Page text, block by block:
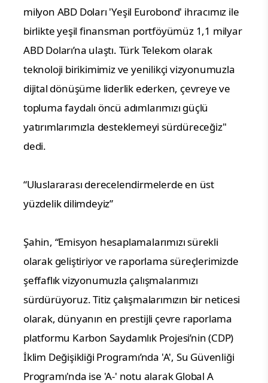
milyon ABD Doları 'Yeşil Eurobond' ihracımız ile
birlikte yeşil finansman portföyümüz 1,1 milyar
ABD Doları’na ulaştı. Türk Telekom olarak
teknoloji birikimimiz ve yenilikçi vizyonumuzla
dijital dönüşüme liderlik ederken, çevreye ve
topluma faydalı öncü adımlarımızı güçlü
yatırımlarımızla desteklemeyi sürdüreceğiz"
dedi.
“Uluslararası derecelendirmelerde en üst
yüzdelik dilimdeyiz”
Şahin, “Emisyon hesaplamalarımızı sürekli
olarak geliştiriyor ve raporlama süreçlerimizde
şeffaflık vizyonumuzla çalışmalarımızı
sürdürüyoruz. Titiz çalışmalarımızın bir neticesi
olarak, dünyanın en prestijli çevre raporlama
platformu Karbon Saydamlık Projesi’nin (CDP)
İklim Değişikliği Programı’nda 'A', Su Güvenliği
Programı'nda ise 'A-' notu alarak Global A